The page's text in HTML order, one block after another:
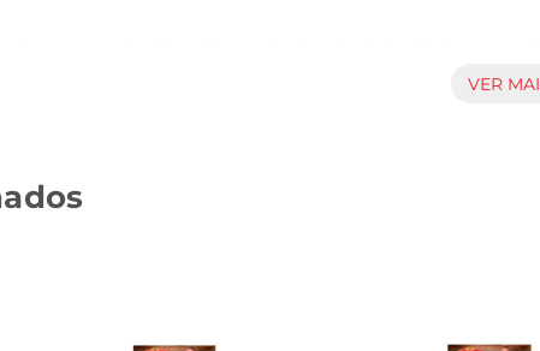
que você leve para casa um produto que
crosta dourada e saborosa. Outra opção é cozinhálo
VER